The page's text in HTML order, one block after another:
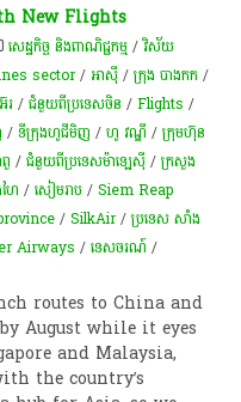
New Flights
សេដ្ឋកិច្ច និងពាណិជ្ជកម្ម /វិស័យ
sector/អាស៊ី /ក្រុង បាងកក /
រ /ជំនួយពីប្រទេសចិន /Flights /
/ទីក្រុងហូជីមិញ /ហូ វណ្ឌី /ក្រុមហ៊ុន
/ជំនួយពីប្រទេសម៉ាឡេស៊ី​​/ក្រសួង
ៃ /សៀមរាប /Siem Reap
/SilkAir/ប្រទេស សាំង
Airways /ទេសចរណ៍ /
routes to China and
August while it eyes
and Malaysia,
the country’s